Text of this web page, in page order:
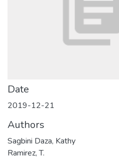
Date
2019-12-21
Authors
Sagbini Daza, Kathy
Ramirez, T.